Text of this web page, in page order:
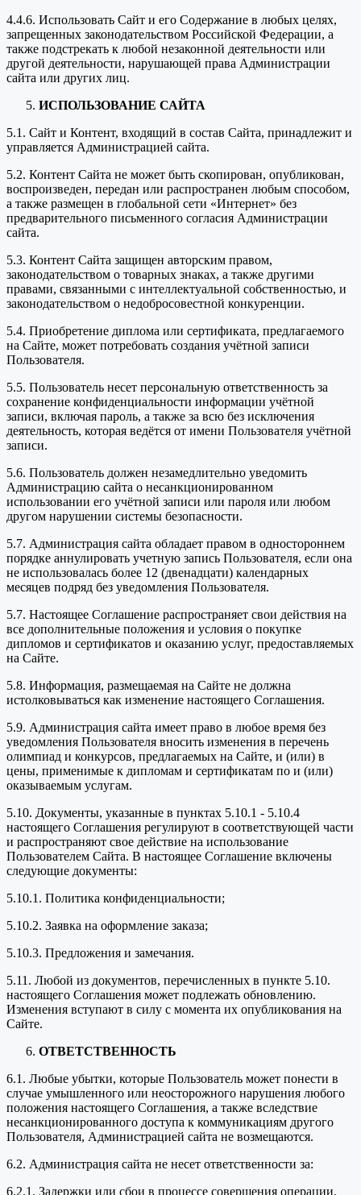
4.4.6. Использовать Сайт и его Содержание в любых целях,
запрещенных законодательством Российской Федерации, а
также подстрекать к любой незаконной деятельности или
другой деятельности, нарушающей права Администрации
сайта или других лиц.
ИСПОЛЬЗОВАНИЕ САЙТА
5.1. Сайт и Контент, входящий в состав Сайта, принадлежит и
управляется Администрацией сайта.
5.2. Контент Сайта не может быть скопирован, опубликован,
воспроизведен, передан или распространен любым способом,
а также размещен в глобальной сети «Интернет» без
предварительного письменного согласия Администрации
сайта.
5.3. Контент Сайта защищен авторским правом,
законодательством о товарных знаках, а также другими
правами, связанными с интеллектуальной собственностью, и
законодательством о недобросовестной конкуренции.
5.4. Приобретение диплома или сертификата, предлагаемого
на Сайте, может потребовать создания учётной записи
Пользователя.
5.5. Пользователь несет персональную ответственность за
сохранение конфиденциальности информации учётной
записи, включая пароль, а также за всю без исключения
деятельность, которая ведётся от имени Пользователя учётной
записи.
5.6. Пользователь должен незамедлительно уведомить
Администрацию сайта о несанкционированном
использовании его учётной записи или пароля или любом
другом нарушении системы безопасности.
5.7. Администрация сайта обладает правом в одностороннем
порядке аннулировать учетную запись Пользователя, если она
не использовалась более 12 (двенадцати) календарных
месяцев подряд без уведомления Пользователя.
5.7. Настоящее Соглашение распространяет свои действия на
все дополнительные положения и условия о покупке
дипломов и сертификатов и оказанию услуг, предоставляемых
на Сайте.
5.8. Информация, размещаемая на Сайте не должна
истолковываться как изменение настоящего Соглашения.
5.9. Администрация сайта имеет право в любое время без
уведомления Пользователя вносить изменения в перечень
олимпиад и конкурсов, предлагаемых на Сайте, и (или) в
цены, применимые к дипломам и сертификатам по и (или)
оказываемым услугам.
5.10. Документы, указанные в пунктах 5.10.1 - 5.10.4
настоящего Соглашения регулируют в соответствующей части
и распространяют свое действие на использование
Пользователем Сайта. В настоящее Соглашение включены
следующие документы:
5.10.1. Политика конфиденциальности;
5.10.2. Заявка на оформление заказа;
5.10.3. Предложения и замечания.
5.11. Любой из документов, перечисленных в пункте 5.10.
настоящего Соглашения может подлежать обновлению.
Изменения вступают в силу с момента их опубликования на
Сайте.
ОТВЕТСТВЕННОСТЬ
6.1. Любые убытки, которые Пользователь может понести в
случае умышленного или неосторожного нарушения любого
положения настоящего Соглашения, а также вследствие
несанкционированного доступа к коммуникациям другого
Пользователя, Администрацией сайта не возмещаются.
6.2. Администрация сайта не несет ответственности за:
6.2.1. Задержки или сбои в процессе совершения операции,